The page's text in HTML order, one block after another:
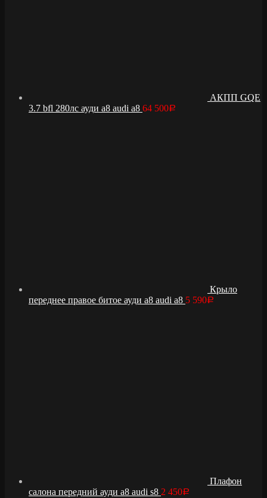
АКПП GQE
3.7 bfl 280лс ауди а8 audi a8 64 500Р
Крыло
переднее правое битое ауди а8 audi a8 5 590Р
Плафон
салона передний ауди а8 audi s8 2 450Р